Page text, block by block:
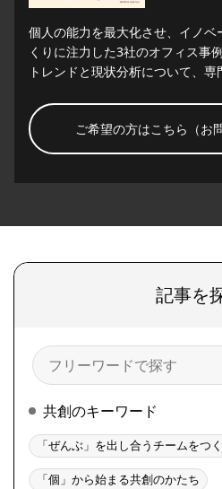
個人の能力を最大化させ、イノ
くりに注力した3社のオフィス事
トレンドと現状分析について、専
ご希望の方はこちら（お
記事を
検
索
共創のキーワード
「ぜんぶ」を出し合うチームをつ
「個」から始まる共創のかたち